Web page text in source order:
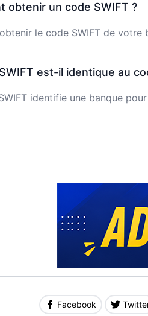
obtenir un code SWIFT ?
le code SWIFT de
est-il identique au
identifie une banque
Facebook